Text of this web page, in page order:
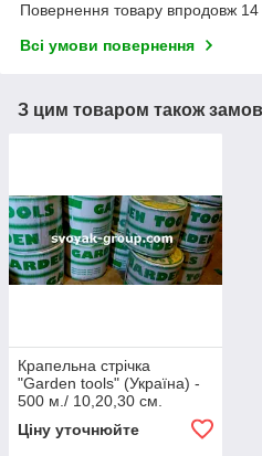
Повернення товару впродовж 14
Всі умови повернення
З цим товаром також
Крапельна стрічка
"Garden tools" (Україна) -
500 м./ 10,20,30 см.
Ціну уточнюйте